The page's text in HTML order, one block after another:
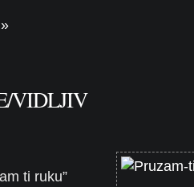
VIDLJIV
ti ruku”